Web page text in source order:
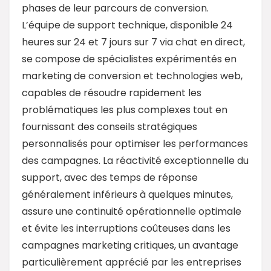
phases de leur parcours de conversion.
L’équipe de support technique, disponible 24
heures sur 24 et 7 jours sur 7 via chat en direct,
se compose de spécialistes expérimentés en
marketing de conversion et technologies web,
capables de résoudre rapidement les
problématiques les plus complexes tout en
fournissant des conseils stratégiques
personnalisés pour optimiser les performances
des campagnes. La réactivité exceptionnelle du
support, avec des temps de réponse
généralement inférieurs à quelques minutes,
assure une continuité opérationnelle optimale
et évite les interruptions coûteuses dans les
campagnes marketing critiques, un avantage
particulièrement apprécié par les entreprises